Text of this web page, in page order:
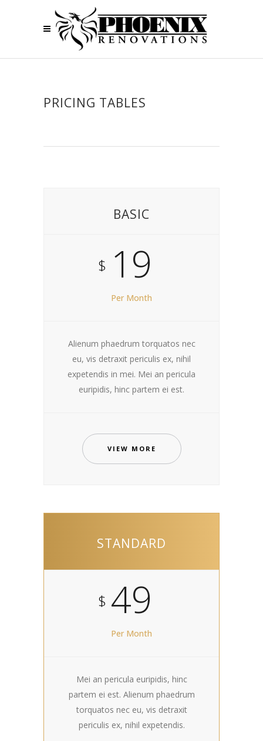
PRICING TABLES
BASIC
$ 19
Per Month
Alienum phaedrum torquatos nec
eu, vis detraxit periculis ex, nihil
expetendis in mei. Mei an pericula
euripidis, hinc partem ei est.
VIEW MORE
STANDARD
$ 49
Per Month
Mei an pericula euripidis, hinc
partem ei est. Alienum phaedrum
torquatos nec eu, vis detraxit
periculis ex, nihil expetendis.